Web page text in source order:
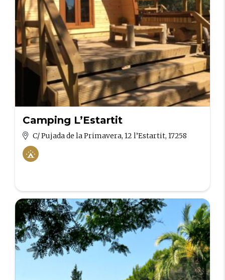
Camping L’Estartit
C/ Pujada de la Primavera, 12 l’Estartit, 17258